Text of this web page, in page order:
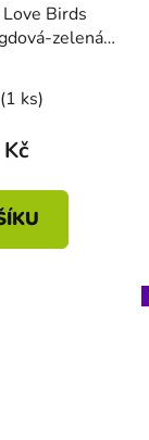
Birds
zelená
(1 ks)